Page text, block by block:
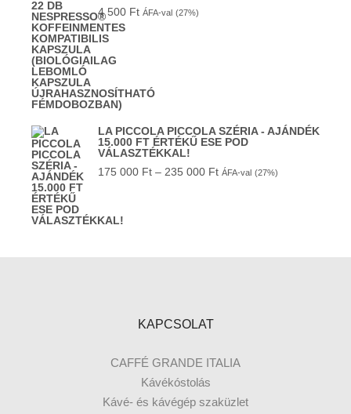
4 500 Ft ÁFA-val (27%)
LA PICCOLA PICCOLA SZÉRIA - AJÁNDÉK
15.000 FT ÉRTÉKŰ ESE POD
VÁLASZTÉKKAL!
175 000 Ft – 235 000 Ft ÁFA-val (27%)
KAPCSOLAT
CAFFÉ GRANDE ITALIA
Kávékóstolás
Kávé- és kávégép szaküzlet